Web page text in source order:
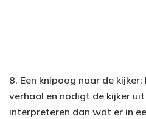
8. Een knipoog naar de
verhaal en nodigt de kijker
interpreteren dan wat er in